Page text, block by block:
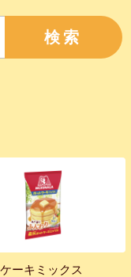
検索
ケーキミックス